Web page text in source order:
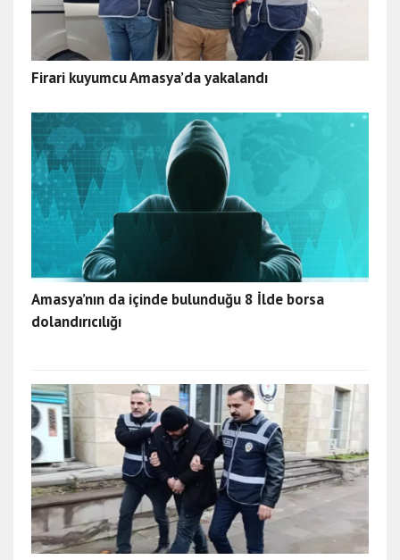
Firari kuyumcu Amasya’da yakalandı
Amasya’nın da içinde bulunduğu 8 İlde borsa
dolandırıcılığı